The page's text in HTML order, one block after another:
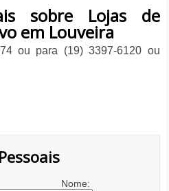
sobre Lojas de
em Louveira
ou para (19) 3397-6120 ou
Nome: